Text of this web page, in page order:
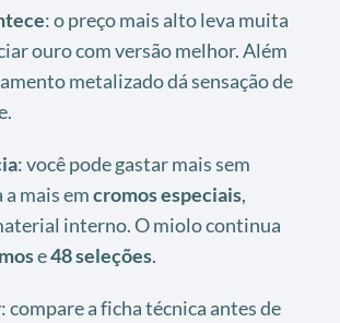
: o preço mais alto leva muita
ouro com versão melhor. Além
metalizado dá sensação de
: você pode gastar mais sem
mais emcromos especiais,
interno. O miolo continua
e48 seleções.
: compare a ficha técnica antes de